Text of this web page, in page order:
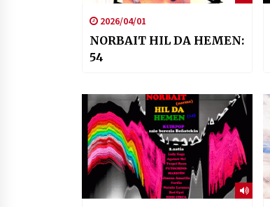
2026/04/01
NORBAIT HIL DA HEMEN:
54